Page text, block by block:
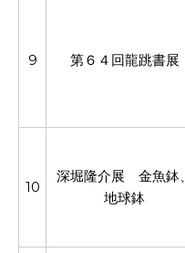
9 第６４回龍跳書展
10
深堀隆介展 金魚鉢、
地球鉢